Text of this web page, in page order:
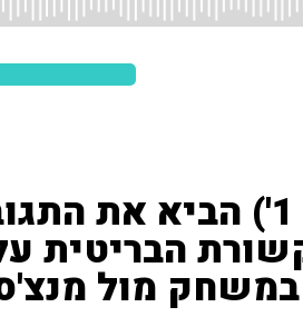
לירן שכנר ('ספורט 1')
הבריטית
במשחק מול